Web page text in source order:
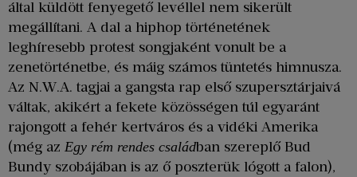
által küldött fenyegető levéllel nem sikerült
megállítani. A dal a hiphop történetének
leghíresebb protest songjaként vonult be a
zenetörténetbe, és máig számos tüntetés himnusza.
Az N.W.A. tagjai a gangsta rap első szupersztárjaivá
váltak, akikért a fekete közösségen túl egyaránt
rajongott a fehér kertváros és a vidéki Amerika
(még az Egy rém rendes családban szereplő Bud
Bundy szobájában is az ő poszterük lógott a falon),